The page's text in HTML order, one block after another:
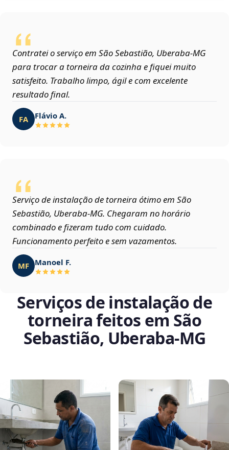
Contratei o serviço em São Sebastião, Uberaba‑MG
para trocar a torneira da cozinha e fiquei muito
satisfeito. Trabalho limpo, ágil e com excelente
resultado final.
FA Flávio A.
Serviço de instalação de torneira ótimo em São
Sebastião, Uberaba‑MG. Chegaram no horário
combinado e fizeram tudo com cuidado.
Funcionamento perfeito e sem vazamentos.
MF Manoel F.
Serviços de instalação de
torneira feitos em São
Sebastião, Uberaba‑MG